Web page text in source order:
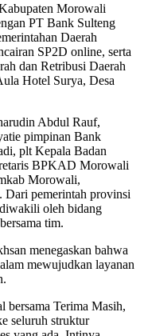
Morowali
PT Bank Sulteng
Daerah
SP2D online, serta
dan Retribusi Daerah
Hotel Surya, Desa
Abdul Rauf,
pimpinan Bank
plt Kepala Badan
BPKAD Morowali
Morowali,
Dari pemerintah provinsi
oleh bidang
tim.
menegaskan bahwa
mewujudkan layanan
bersama Terima Masih,
seluruh struktur